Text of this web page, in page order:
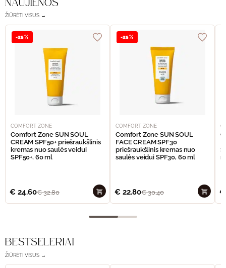
NAUJIENOS
ŽIŪRĖTI VISUS →
-25%
COMFORT ZONE
Comfort Zone SUN SOUL
CREAM SPF50+ priešraukšlinis
kremas nuo saulės veidui
SPF50+, 60 ml
€ 24.60€32.80
-25%
COMFORT ZONE
Comfort Zone SUN SOUL
FACE CREAM SPF30
priešraukšlinis kremas nuo
saulės veidui SPF30, 60 ml
€ 22.80€30.40 €
BESTSELERIAI
ŽIŪRĖTI VISUS →